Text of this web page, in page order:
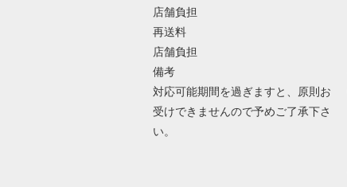
店舗負担
再送料
店舗負担
備考
対応可能期間を過ぎますと、原則お
受けできませんので予めご了承下さ
い。